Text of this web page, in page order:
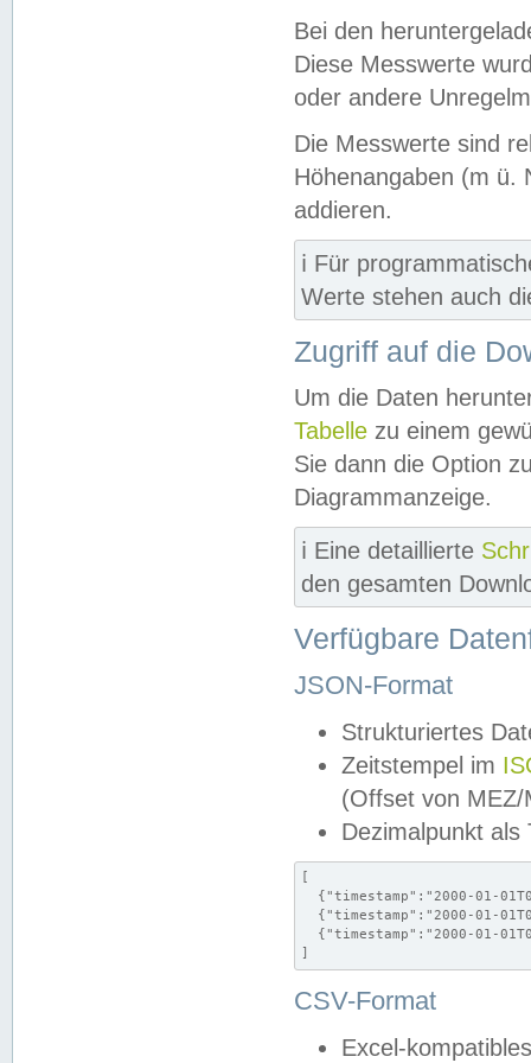
Bei den
Diese Messwerte
oder andere
Die Messwerte sind
Höhenangaben (m ü.
addieren.
ℹ️ Für
Werte stehen auch
Zugriff auf die
Um die Daten
Tabelle zu einem
Sie dann die Option
Diagrammanzeige.
ℹ️ Eine detaillierte
den gesamten
Verfügbare
JSON-Format
Strukturiertes
Zeitstempel im
(Offset von MEZ/
Dezimalpunkt als
[
{"timestamp":"2000-01-
{"timestamp":"2000-01-
{"timestamp":"2000-01-
]
CSV-Format
Excel-